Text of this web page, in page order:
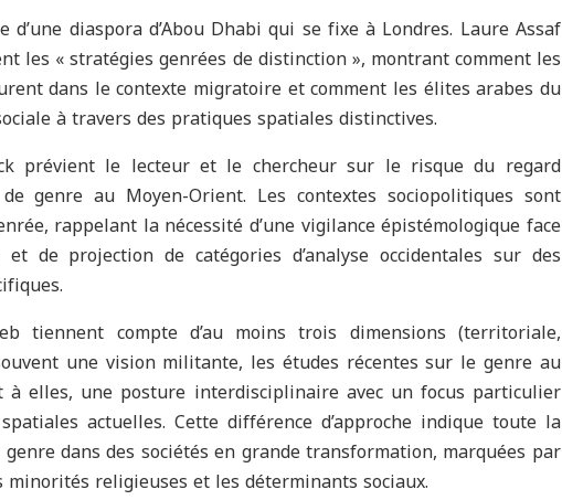
d’une diaspora d’Abou Dhabi qui se fixe à Londres. Laure Assaf
les « stratégies genrées de distinction », montrant comment les
dans le contexte migratoire et comment les élites arabes du
à travers des pratiques spatiales distinctives.
prévient le lecteur et le chercheur sur le risque du regard
genre au Moyen-Orient. Les contextes sociopolitiques sont
rappelant la nécessité d’une vigilance épistémologique face
et de projection de catégories d’analyse occidentales sur des
tiennent compte d’au moins trois dimensions (territoriale,
une vision militante, les études récentes sur le genre au
à elles, une posture interdisciplinaire avec un focus particulier
actuelles. Cette différence d’approche indique toute la
dans des sociétés en grande transformation, marquées par
religieuses et les déterminants sociaux.